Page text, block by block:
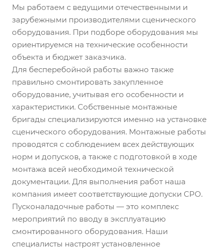
Мы работаем с ведущими отечественными и
зарубежными производителями сценического
оборудования. При подборе оборудования мы
ориентируемся на технические особенности
объекта и бюджет заказчика.
Для бесперебойной работы важно также
правильно смонтировать закупленное
оборудование, учитывая его особенности и
характеристики. Собственные монтажные
бригады специализируются именно на установке
сценического оборудования. Монтажные работы
проводятся с соблюдением всех действующих
норм и допусков, а также с подготовкой в ходе
монтажа всей необходимой технической
документации. Для выполнения работ наша
компания имеет соответствующие допуски СРО.
Пусконаладочные работы — это комплекс
мероприятий по вводу в эксплуатацию
смонтированного оборудования. Наши
специалисты настроят установленное